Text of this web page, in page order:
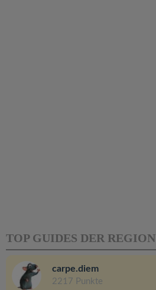
TOP GUIDES DER REGION
carpe.diem
2217 Punkte